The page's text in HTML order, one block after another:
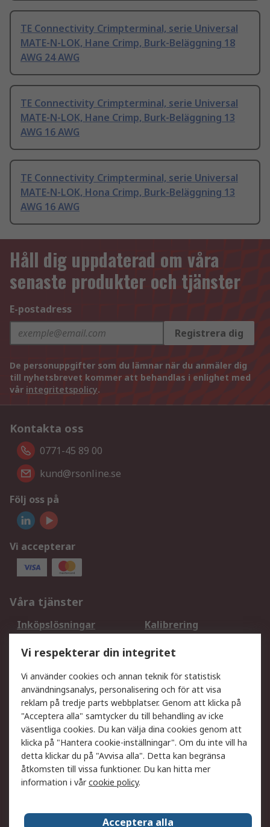
TE Connectivity Crimpterminal, serie Universal
MATE-N-LOK, Hane Crimp, Burk-Beläggning 18
AWG 24 AWG
TE Connectivity Crimpterminal, serie Universal
MATE-N-LOK, Hane Crimp, Burk-Beläggning 13
AWG 16 AWG
TE Connectivity Crimpterminal, serie Universal
MATE-N-LOK, Hona Crimp, Burk-Beläggning 13
AWG 16 AWG
Håll dig uppdaterad om våra
senaste produkter och tjänster
E-postadress
Registrera dig
De personuppgifter som du lämnar när du anmäler dig
till nyhetsbrevet kommer att behandlas i enlighet med
vår integritetspolicy.
Kontakta oss
0771-45 89 00
kund@rsonline.se
Följ oss på
Vi accepterar
Våra tjänster
Inköpslösningar
Kalibrering
DesignSpark
Teknisk Support
Ditt lokala säljteam
Exportlösningar
Support
Få hjälp
Retur av varor
Leverans
Spåra din order
Begär en fakturakopi
Fördelar med RS-konto
Betalningsalternativ
Vi respekterar din integritet
Vi använder cookies och annan teknik för statistisk
användningsanalys, personalisering och för att visa
reklam på tredje parts webbplatser. Genom att klicka på
"Acceptera alla" samtycker du till behandling av icke
väsentliga cookies. Du kan välja dina cookies genom att
klicka på "Hantera cookie-inställningar". Om du inte vill ha
detta klickar du på "Avvisa alla". Detta kan begränsa
åtkomsten till vissa funktioner. Du kan hitta mer
information i vårcookie policy.
Acceptera alla